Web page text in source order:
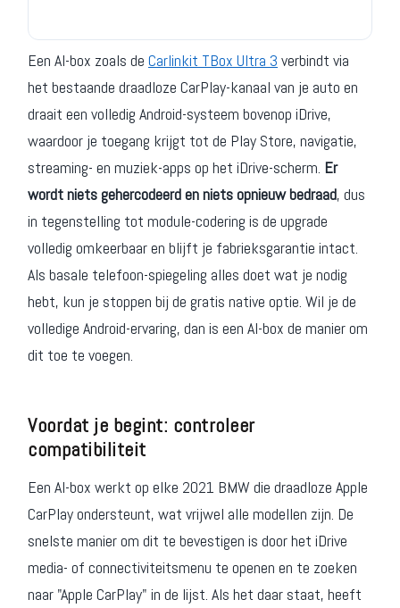
Een AI-box zoals de Carlinkit TBox Ultra 3 verbindt via
het bestaande draadloze CarPlay-kanaal van je auto en
draait een volledig Android-systeem bovenop iDrive,
waardoor je toegang krijgt tot de Play Store, navigatie,
streaming- en muziek-apps op het iDrive-scherm. Er
wordt niets gehercodeerd en niets opnieuw bedraad, dus
in tegenstelling tot module-codering is de upgrade
volledig omkeerbaar en blijft je fabrieksgarantie intact.
Als basale telefoon-spiegeling alles doet wat je nodig
hebt, kun je stoppen bij de gratis native optie. Wil je de
volledige Android-ervaring, dan is een AI-box de manier om
dit toe te voegen.
Voordat je begint: controleer
compatibiliteit
Een AI-box werkt op elke 2021 BMW die draadloze Apple
CarPlay ondersteunt, wat vrijwel alle modellen zijn. De
snelste manier om dit te bevestigen is door het iDrive
media- of connectiviteitsmenu te openen en te zoeken
naar "Apple CarPlay" in de lijst. Als het daar staat, heeft